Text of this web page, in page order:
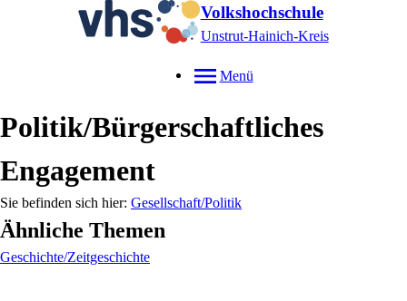
Volkshochschule
Unstrut-Hainich-Kreis
Menü
Politik/Bürgerschaftliches
Engagement
Gesellschaft/Politik
Ähnliche Themen
Geschichte/Zeitgeschichte